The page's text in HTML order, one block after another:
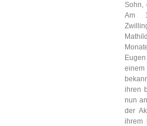
Sohn,
Am
einem
ihren
nun
der
ihrem